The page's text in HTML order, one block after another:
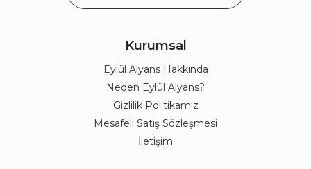
Kurumsal
Eylül Alyans Hakkında
Neden Eylül Alyans?
Gizlilik Politikamız
Mesafeli Satış Sözleşmesi
İletişim